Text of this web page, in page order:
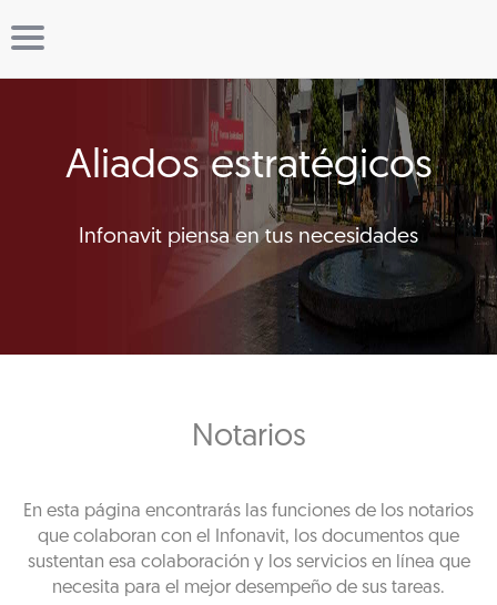
Aliados estratégicos
Infonavit piensa en tus necesidades
Notarios
En esta página encontrarás las funciones de los notarios
que colaboran con el Infonavit, los documentos que
sustentan esa colaboración y los servicios en línea que
necesita para el mejor desempeño de sus tareas.